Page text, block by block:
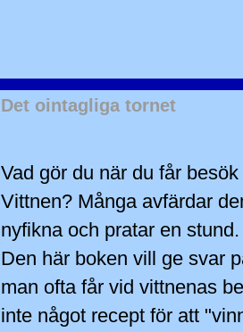
Det ointagliga tornet
Vad gör du när du får
Vittnen? Många avfärdar
nyfikna och pratar en stund.
Den här boken vill ge svar
man ofta får vid vittnenas
inte något recept för att